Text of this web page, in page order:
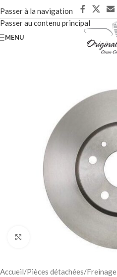
Passer à la navigation
Passer au contenu principal
MENU
Cliquez pour agrandir
Accueil/Pièces détachées/Freinage